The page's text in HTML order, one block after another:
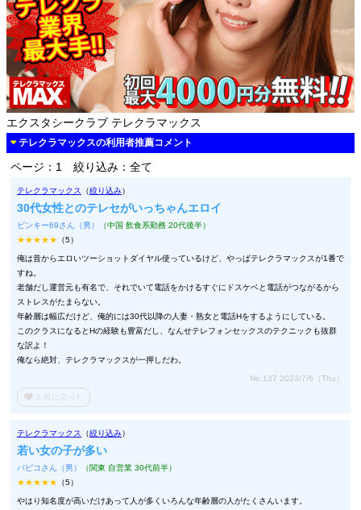
エクスタシークラブ テレクラマックス
テレクラマックスの利用者推薦コメント
ページ：1 絞り込み：全て
テレクラマックス （絞り込み）
30代女性とのテレセがいっちゃんエロイ
ピンキー69さん（男）
（中国 飲食系勤務 20代後半）
★★★★★ （5）
俺は昔からエロいツーショットダイヤル使っているけど、やっぱテレクラマックスが1番で
すね。
老舗だし運営元も有名で、それでいて電話をかけるすぐにドスケベと電話がつながるから
ストレスがたまらない。
年齢層は幅広だけど、俺的には30代以降の人妻・熟女と電話Hをするようにしている。
このクラスになるとHの経験も豊富だし、なんせテレフォンセックスのテクニックも抜群
な訳よ！
俺なら絶対、テレクラマックスが一押しだわ。
No.137 2023/7/6（Thu）
favorite 0 役に立った
テレクラマックス （絞り込み）
若い女の子が多い
パピコさん（男）
（関東 自営業 30代前半）
★★★★★ （5）
やはり知名度が高いだけあって人が多くいろんな年齢層の人がたくさんいます。